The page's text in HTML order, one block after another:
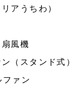
アうちわ）
扇風機
（スタンド式）
ァン